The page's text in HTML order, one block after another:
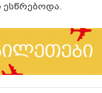
ესწრებოდა.